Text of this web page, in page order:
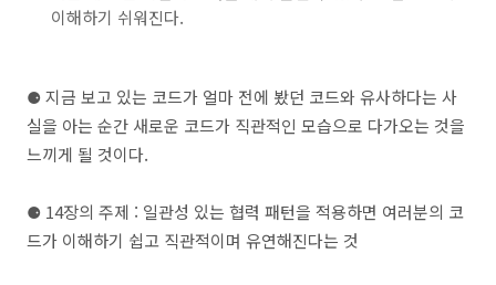
이해하기 쉬워진다.
⚈ 지금 보고 있는 코드가 얼마 전에 봤던 코드와 유사하다는 사
실을 아는 순간 새로운 코드가 직관적인 모습으로 다가오는 것을
느끼게 될 것이다.
⚈ 14장의 주제 : 일관성 있는 협력 패턴을 적용하면 여러분의 코
드가 이해하기 쉽고 직관적이며 유연해진다는 것